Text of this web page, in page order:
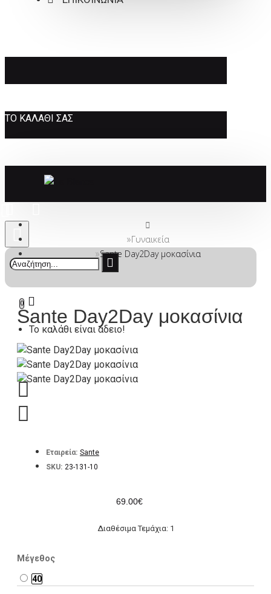
ΤΟ ΚΑΛΆΘΙ ΣΑΣ
0
Το καλάθι είναι άδειο!
Γυναικεία
Sante Day2Day μοκασίνια
Sante Day2Day μοκασίνια
Εταιρεία: Sante
SKU: 23-131-10
69.00€
Διαθέσιμα Τεμάχια: 1
Μέγεθος
40